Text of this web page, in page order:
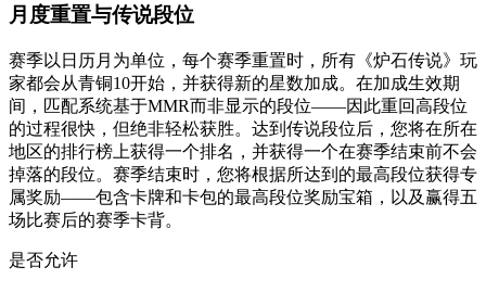
月度重置与传说段位
赛季以日历月为单位，每个赛季重置时，所有《炉石传说》玩
家都会从青铜10开始，并获得新的星数加成。在加成生效期
间，匹配系统基于MMR而非显示的段位——因此重回高段位
的过程很快，但绝非轻松获胜。达到传说段位后，您将在所在
地区的排行榜上获得一个排名，并获得一个在赛季结束前不会
掉落的段位。赛季结束时，您将根据所达到的最高段位获得专
属奖励——包含卡牌和卡包的最高段位奖励宝箱，以及赢得五
场比赛后的赛季卡背。
是否允许